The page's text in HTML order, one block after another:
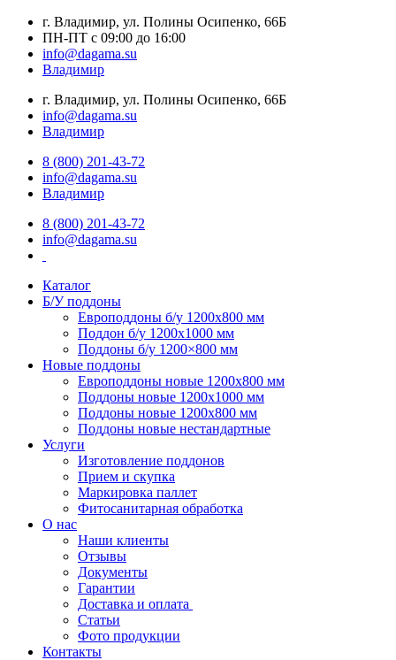
г. Владимир, ул. Полины Осипенко, 66Б
ПН-ПТ с 09:00 до 16:00
info@dagama.su
Владимир
г. Владимир, ул. Полины Осипенко, 66Б
info@dagama.su
Владимир
8 (800) 201-43-72
info@dagama.su
Владимир
8 (800) 201-43-72
info@dagama.su
Каталог
Б/У поддоны
Европоддоны б/у 1200х800 мм
Поддон б/у 1200х1000 мм
Поддоны б/у 1200×800 мм
Новые поддоны
Европоддоны новые 1200х800 мм
Поддоны новые 1200х1000 мм
Поддоны новые 1200х800 мм
Поддоны новые нестандартные
Услуги
Изготовление поддонов
Прием и скупка
Маркировка паллет
Фитосанитарная обработка
О нас
Наши клиенты
Отзывы
Документы
Гарантии
Доставка и оплата
Статьи
Фото продукции
Контакты